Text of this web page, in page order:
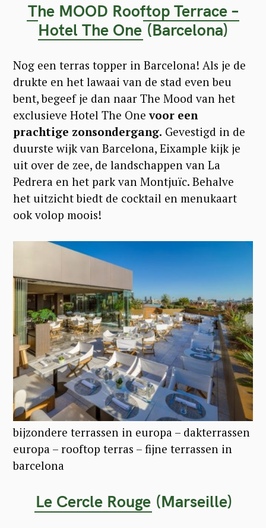
The MOOD Rooftop Terrace –
Hotel The One (Barcelona)
Nog een terras topper in Barcelona! Als je de
drukte en het lawaai van de stad even beu
bent, begeef je dan naar The Mood van het
exclusieve Hotel The Onevoor een
prachtige zonsondergang. Gevestigd in de
duurste wijk van Barcelona, Eixample kijk je
uit over de zee, de landschappen van La
Pedrera en het park van Montjuïc. Behalve
het uitzicht biedt de cocktail en menukaart
ook volop moois!
bijzondere terrassen in europa – dakterrassen
europa – rooftop terras – fijne terrassen in
barcelona
Le Cercle Rouge (Marseille)